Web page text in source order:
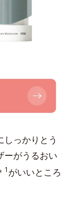
しっかりとう
ーがうるおい
1 がいいところ